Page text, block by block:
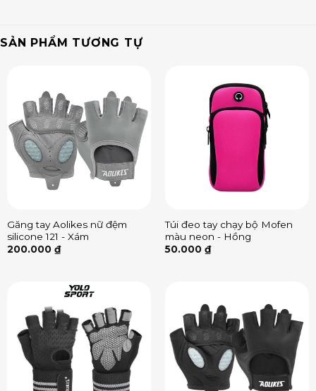
SẢN PHẨM TƯƠNG TỰ
Găng tay Aolikes nữ đệm
silicone 121 - Xám
200.000 ₫
Túi đeo tay chạy bộ Mofen
màu neon - Hồng
50.000 ₫